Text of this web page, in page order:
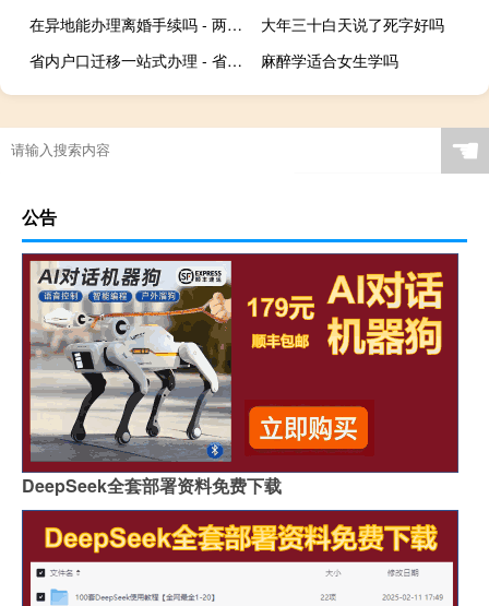
在异地能办理离婚手续吗 - 两人都在外地怎么离婚
大年三十白天说了死字好吗
省内户口迁移一站式办理 - 省内户口迁移一站式需要什么
麻醉学适合女生学吗
☚
公告
DeepSeek全套部署资料免费下载